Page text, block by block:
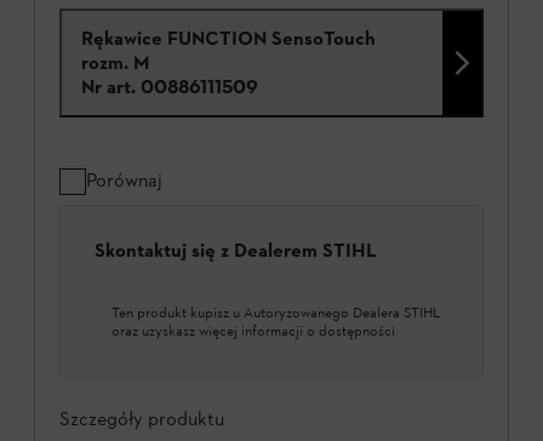
Rękawice FUNCTION SensoTouch
rozm. M
Nr art. 00886111509
Porównaj
Skontaktuj się z Dealerem STIHL
Ten produkt kupisz u Autoryzowanego Dealera STIHL
oraz uzyskasz więcej informacji o dostępności
Szczegóły produktu